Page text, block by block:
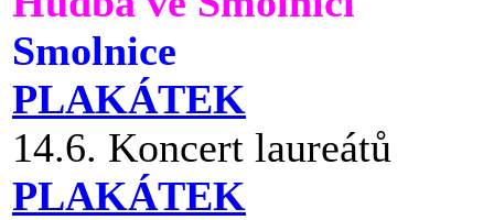
Smolnice
PLAKÁTEK
14.6. Koncert laureátů
PLAKÁTEK